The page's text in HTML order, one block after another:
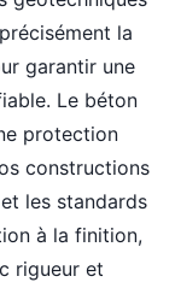
la
garantir une
Le béton
protection
constructions
les standards
à la finition,
rigueur et